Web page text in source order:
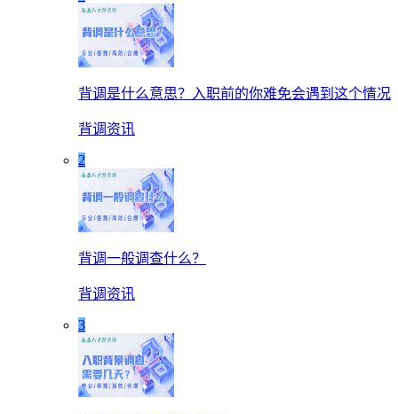
背调是什么意思？入职前的你难免会遇到这个情况
背调资讯
2
背调一般调查什么？
背调资讯
3